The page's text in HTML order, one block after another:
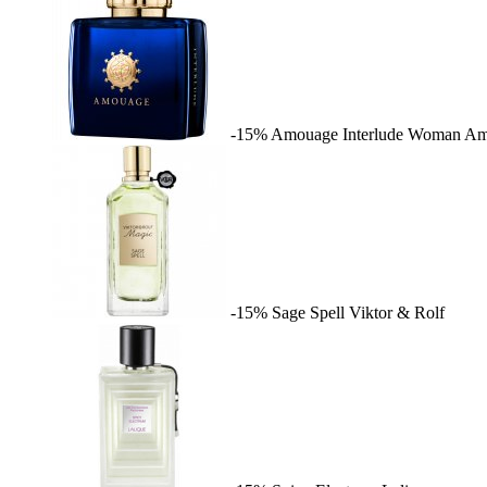
-15% Amouage Interlude Woman
-15% Sage Spell Viktor & Rolf